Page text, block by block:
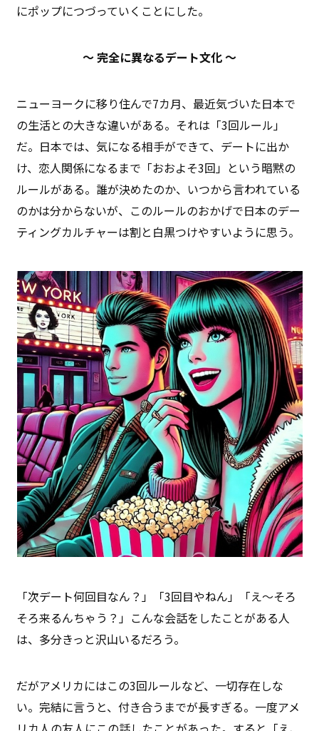
にポップにつづっていくことにした。
〜 完全に異なるデート文化 〜
ニューヨークに移り住んで7カ月、最近気づいた日本で
の生活との大きな違いがある。それは「3回ルール」
だ。日本では、気になる相手ができて、デートに出か
け、恋人関係になるまで「おおよそ3回」という暗黙の
ルールがある。誰が決めたのか、いつから言われている
のかは分からないが、このルールのおかげで日本のデー
ティングカルチャーは割と白黒つけやすいように思う。
「次デート何回目なん？」「3回目やねん」「え〜そろ
そろ来るんちゃう？」こんな会話をしたことがある人
は、多分きっと沢山いるだろう。
だがアメリカにはこの3回ルールなど、一切存在しな
い。完結に言うと、付き合うまでが長すぎる。一度アメ